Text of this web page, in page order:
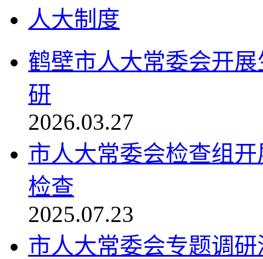
人大制度
鹤壁市人大常委会开
研
2026.03.27
市人大常委会检查组
检查
2025.07.23
市人大常委会专题调